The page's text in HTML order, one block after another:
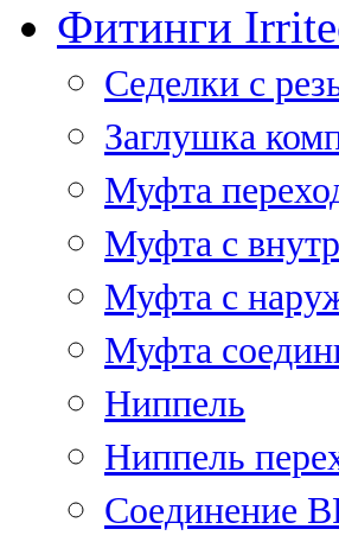
Фитинги
Седелки с
Заглушка
Муфта
Муфта с
Муфта с
Муфта
Ниппель
Ниппель
Соединение